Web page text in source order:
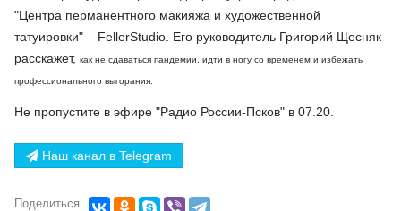
"Центра перманентного макияжа и художественной
татуировки" – FellerStudio. Его руководитель Григорий Щесняк
расскажет, как не сдаваться пандемии, идти в ногу со временем и избежать
профессионального выгорания.
Не пропустите в эфире "Радио России-Псков" в 07.20.
Наш канал в Telegram
Поделиться